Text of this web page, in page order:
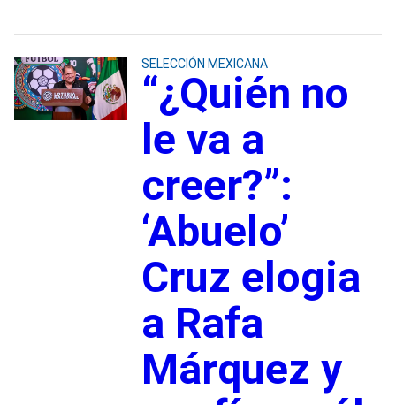
SELECCIÓN MEXICANA
“¿Quién no
le va a
creer?”:
‘Abuelo’
Cruz elogia
a Rafa
Márquez y